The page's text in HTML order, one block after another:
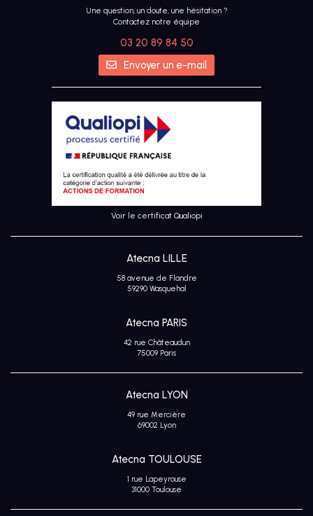
Une question, un doute, une hésitation ?
Contactez notre équipe
03 20 89 84 50
Envoyer un e-mail
Voir le certificat Qualiopi
Atecna LILLE
58 avenue de Flandre
59290 Wasquehal
Atecna PARIS
42 rue Châteaudun
75009 Paris
Atecna LYON
49 rue Mercière
69002 Lyon
Atecna TOULOUSE
1 rue Lapeyrouse
31000 Toulouse